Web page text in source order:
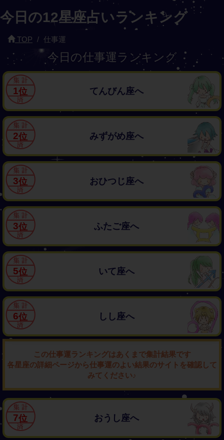
今日の12星座占いランキング
TOP 仕事運
今日の仕事運ランキング
1 てんびん座へ
2 みずがめ座へ
3 おひつじ座へ
3 ふたご座へ
5 いて座へ
6 しし座へ
この仕事運ランキングはあくまで集計結果です
各星座の詳細ページから仕事運のよい結果のサイトを確認して
みてください♪
7 おうし座へ